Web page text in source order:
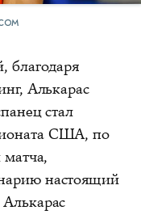
благодаря
Алькарас
стал
США, по
матча,
настоящий